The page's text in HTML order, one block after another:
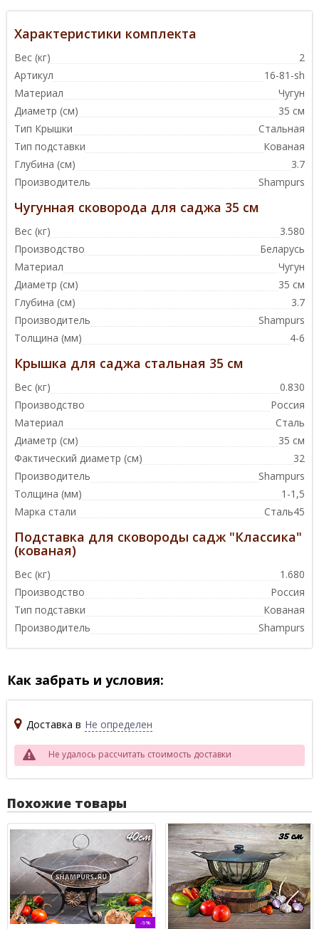
Характеристики комплекта
Вес (кг)
2
Артикул
16-81-sh
Материал
Чугун
Диаметр (см)
35 см
Тип Крышки
Стальная
Тип подставки
Кованая
Глубина (см)
3.7
Производитель
Shampurs
Чугунная сковорода для саджа 35 см
Вес (кг)
3.580
Производство
Беларусь
Материал
Чугун
Диаметр (см)
35 см
Глубина (см)
3.7
Производитель
Shampurs
Толщина (мм)
4-6
Крышка для саджа стальная 35 см
Вес (кг)
0.830
Производство
Россия
Материал
Сталь
Диаметр (см)
35 см
Фактический диаметр (см)
32
Производитель
Shampurs
Толщина (мм)
1-1,5
Марка стали
Сталь45
Подставка для сковороды садж "Классика"
(кованая)
Вес (кг)
1.680
Производство
Россия
Тип подставки
Кованая
Производитель
Shampurs
Как забрать и условия:
Доставка в Не определен
Не удалось рассчитать стоимость доставки
Похожие товары
-9%